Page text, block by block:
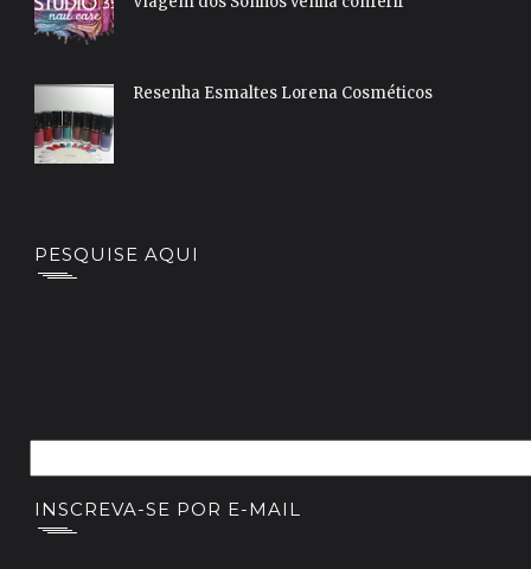
Resenha Esmaltes Lorena Cosméticos
PESQUISE AQUI
INSCREVA-SE POR E-MAIL